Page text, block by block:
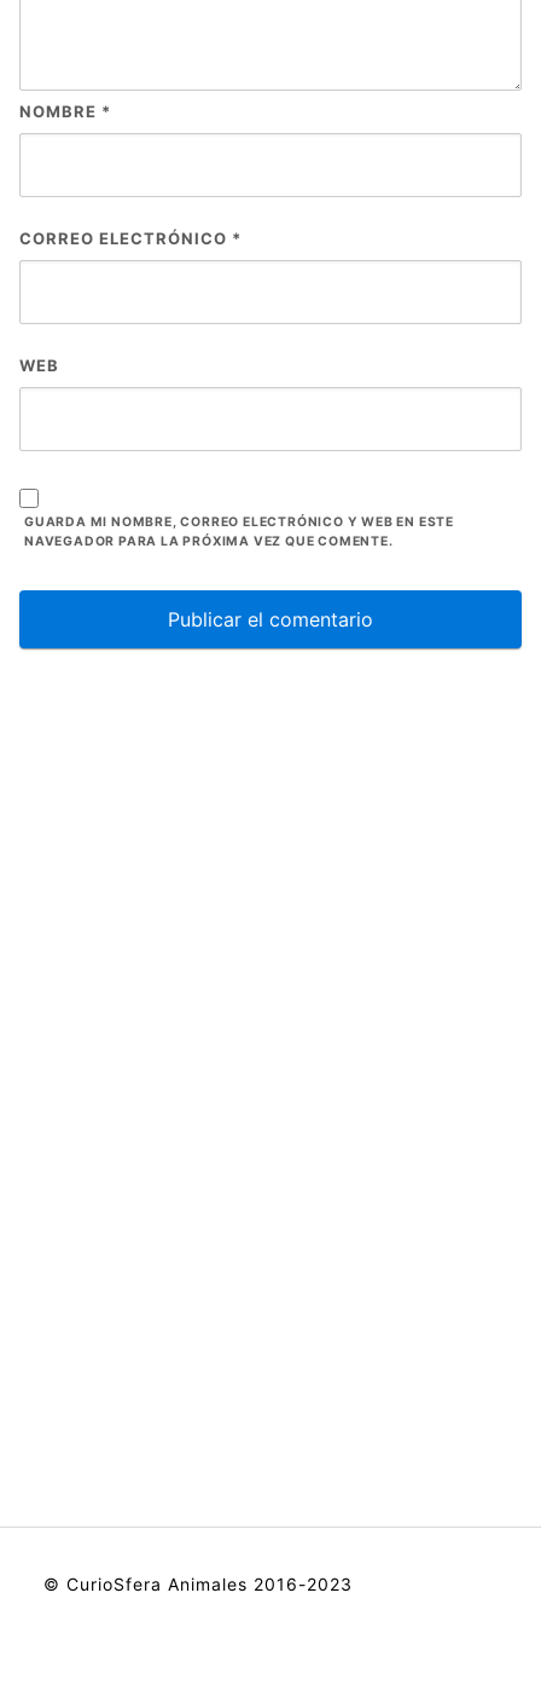
NOMBRE *
CORREO ELECTRÓNICO *
WEB
GUARDA MI NOMBRE, CORREO ELECTRÓNICO Y WEB EN ESTE
NAVEGADOR PARA LA PRÓXIMA VEZ QUE COMENTE.
© CurioSfera Animales 2016-2023